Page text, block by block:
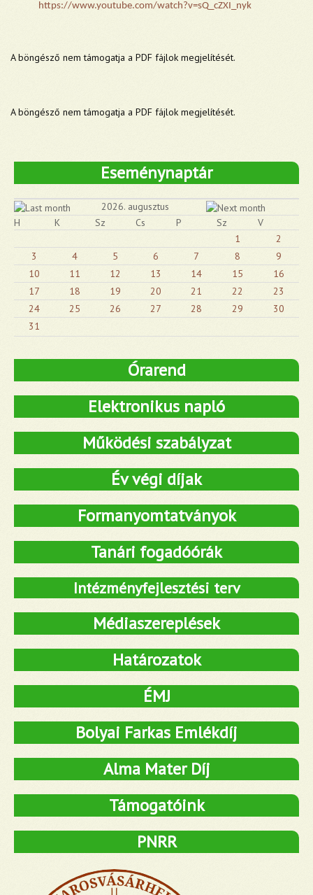
https://www.youtube.com/watch?v=sQ_cZXI_nyk
A böngésző nem támogatja a PDF fájlok megjelítését.
A böngésző nem támogatja a PDF fájlok megjelítését.
Eseménynaptár
2026. augusztus
H
K Sz Cs P Sz
V
1
2
3
4 5 6 7 8
9
10
11 12 13 14 15
16
17
18 19 20 21 22
23
24
25 26 27 28 29
30
31
Órarend
Elektronikus napló
Működési szabályzat
Év végi díjak
Formanyomtatványok
Tanári fogadóórák
Intézményfejlesztési terv
Médiaszereplések
Határozatok
ÉMJ
Bolyai Farkas Emlékdíj
Alma Mater Díj
Támogatóink
PNRR